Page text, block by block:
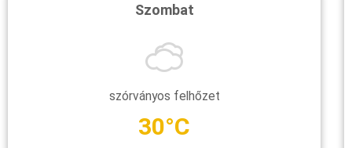
Szombat
szórványos felhőzet
30°C